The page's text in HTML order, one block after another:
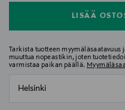
LISÄÄ
Tarkista tuotteen
muuttua nopeastikin, joten
varmistaa paikan päällä.
Helsinki